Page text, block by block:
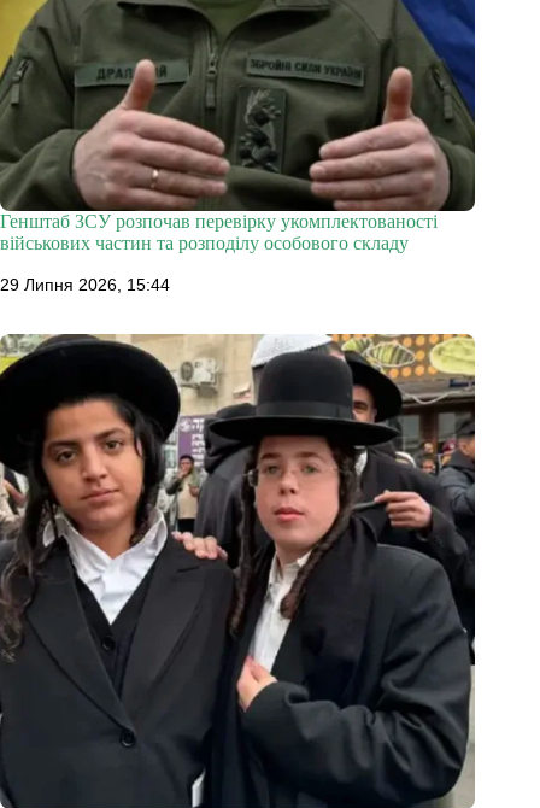
Генштаб ЗСУ розпочав перевірку укомплектованості
військових частин та розподілу особового складу
29 Липня 2026, 15:44